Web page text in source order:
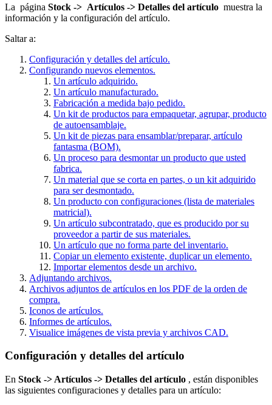
La página Stock -> Artículos -> Detalles del artículo muestra la
información y la configuración del artículo.
Saltar a:
Configuración y detalles del artículo.
Configurando nuevos elementos.
Un artículo adquirido.
Un artículo manufacturado.
Fabricación a medida bajo pedido.
Un kit de productos para empaquetar, agrupar, producto
de autoensamblaje.
Un kit de piezas para ensamblar/preparar, artículo
fantasma (BOM).
Un proceso para desmontar un producto que usted
fabrica.
Un material que se corta en partes, o un kit adquirido
para ser desmontado.
Un producto con configuraciones (lista de materiales
matricial).
Un artículo subcontratado, que es producido por su
proveedor a partir de sus materiales.
Un artículo que no forma parte del inventario.
Copiar un elemento existente, duplicar un elemento.
Importar elementos desde un archivo.
Adjuntando archivos.
Archivos adjuntos de artículos en los PDF de la orden de
compra.
Iconos de artículos.
Informes de artículos.
Visualice imágenes de vista previa y archivos CAD.
Configuración y detalles del artículo
En Stock -> Artículos -> Detalles del artículo , están disponibles
las siguientes configuraciones y detalles para un artículo: